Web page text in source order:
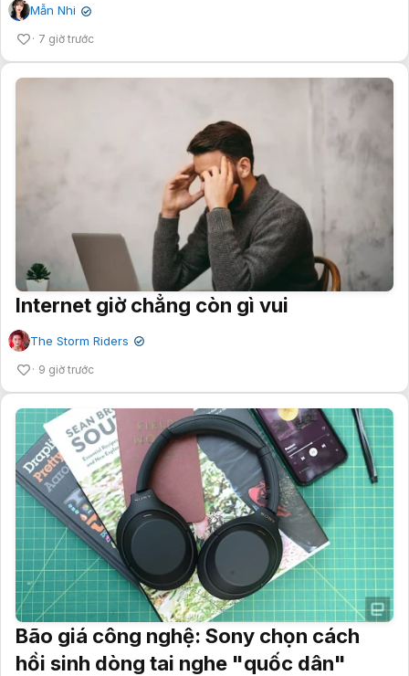
Mẫn Nhi ✔
7 giờ trước
Internet giờ chẳng còn gì vui
The Storm Riders ✔
9 giờ trước
Bão giá công nghệ: Sony chọn cách
hồi sinh dòng tai nghe "quốc dân"